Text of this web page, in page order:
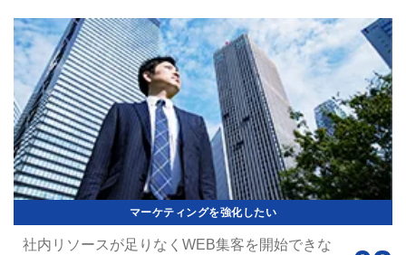
マーケティングを強化したい
社内リソースが足りなくWEB集客を開始できな